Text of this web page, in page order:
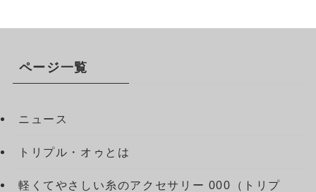
ページ一覧
ニュース
トリプル・オゥとは
軽くてやさしい糸のアクセサリー 000（トリプ